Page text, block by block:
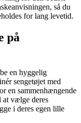
så du
for lang levetid.
på
en hyggelig
sengetøjet med
en sammenhængende
vælge deres
i deres egen lille